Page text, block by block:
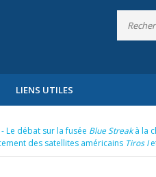
LIENS UTILES
- Le débat sur la fusée Blue Streakà la
des satellites américains Tiros I